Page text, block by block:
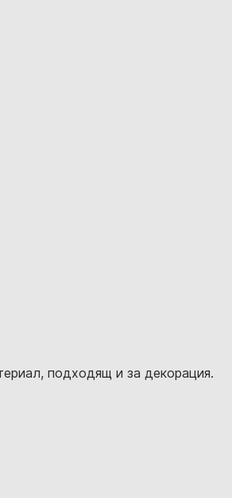
подходящ и за декорация.